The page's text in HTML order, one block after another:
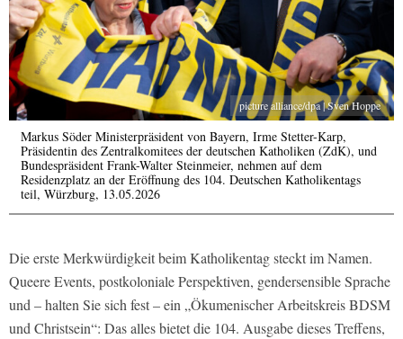
picture alliance/dpa | Sven Hoppe
Markus Söder Ministerpräsident von Bayern, Irme Stetter-Karp,
Präsidentin des Zentralkomitees der deutschen Katholiken (ZdK), und
Bundespräsident Frank-Walter Steinmeier, nehmen auf dem
Residenzplatz an der Eröffnung des 104. Deutschen Katholikentags
teil, Würzburg, 13.05.2026
Die erste Merkwürdigkeit beim Katholikentag steckt im Namen.
Queere Events, postkoloniale Perspektiven, gendersensible Sprache
und – halten Sie sich fest – ein „Ökumenischer Arbeitskreis BDSM
und Christsein“: Das alles bietet die 104. Ausgabe dieses Treffens,